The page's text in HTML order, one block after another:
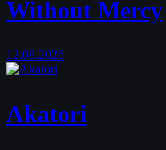
Without Mercy
12.08.2026
Akatori